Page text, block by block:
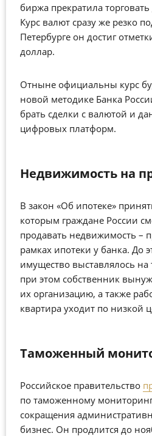
биржа прекратила
Курс валют сразу же резко
Петербурге он достиг
доллар.
Отныне официальны курс
новой методике Банка
брать сделки с валютой и
цифровых платформ.
Недвижимость на
В закон «Об ипотеке»
которым граждане России
продавать недвижимость –
рамках ипотеки у банка. До
имущество выставлялось
при этом собственник
их организацию, а также
квартира уходит по низкой
Таможенный
Российское правительство
по таможенному
сокращения
бизнес. Он продлится до